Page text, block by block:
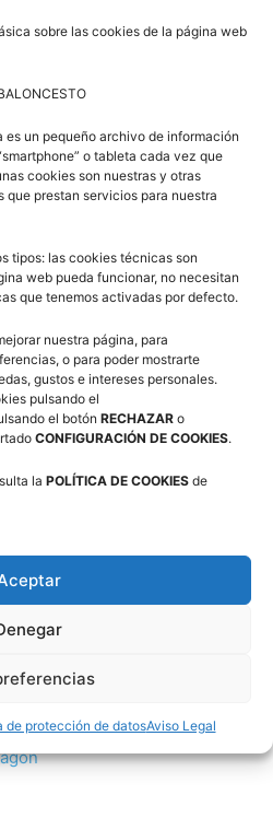
sobre las cookies de la página web
un pequeño archivo de información
o tableta cada vez que
cookies son nuestras y otras
que prestan servicios para nuestra
tipos: las cookies técnicas son
web pueda funcionar, no necesitan
que tenemos activadas por defecto.
nuestra página, para
o para poder mostrarte
gustos e intereses personales.
pulsando el
el botón RECHAZAR o
CONFIGURACIÓN DE COOKIES.
la POLÍTICA DE COOKIES de
de protección de datosAviso Legal